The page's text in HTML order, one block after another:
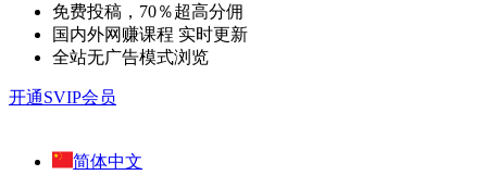
免费投稿，70％超高分佣
国内外网赚课程 实时更新
全站无广告模式浏览
开通SVIP会员
简体中文